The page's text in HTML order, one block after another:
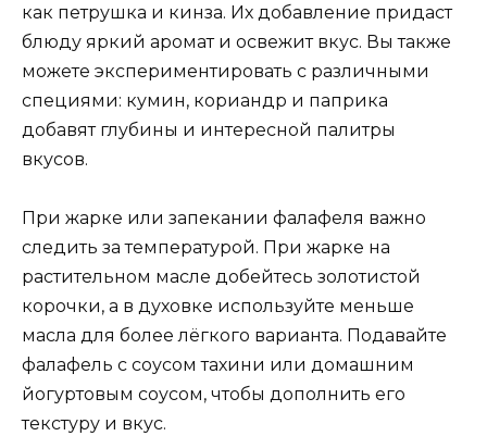
как петрушка и кинза. Их добавление придаст
блюду яркий аромат и освежит вкус. Вы также
можете экспериментировать с различными
специями: кумин, кориандр и паприка
добавят глубины и интересной палитры
вкусов.
При жарке или запекании фалафеля важно
следить за температурой. При жарке на
растительном масле добейтесь золотистой
корочки, а в духовке используйте меньше
масла для более лёгкого варианта. Подавайте
фалафель с соусом тахини или домашним
йогуртовым соусом, чтобы дополнить его
текстуру и вкус.